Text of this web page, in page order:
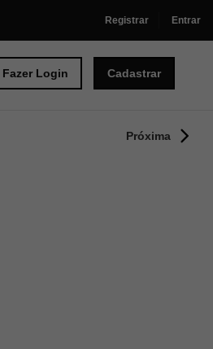
Registrar Entrar
Fazer Login Cadastrar
Próxima